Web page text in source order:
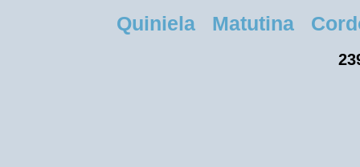
Quiniela Matutina